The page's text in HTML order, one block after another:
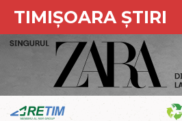
TIMIȘOARA ȘTIRI